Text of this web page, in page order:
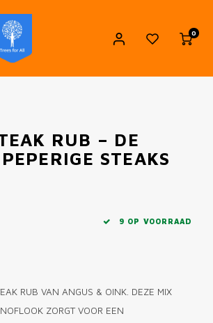
0
RUB – DE
STEAKS
9 OP VOORRAAD
RUB VAN ANGUS & OINK. DEZE MIX
ZORGT VOOR EEN